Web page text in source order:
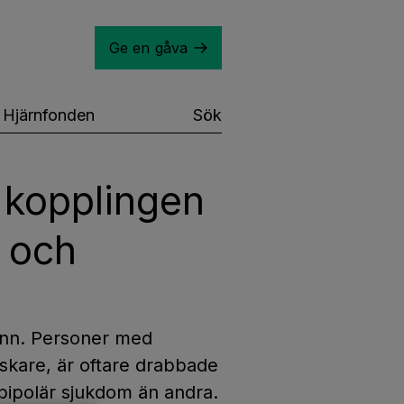
Ge en gåva
Hjärnfonden Sök
Personer med
är oftare drabbade
sjukdom än andra.